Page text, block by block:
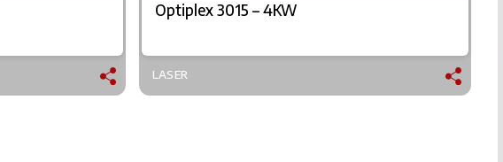
Optiplex 3015 – 4KW
LASER